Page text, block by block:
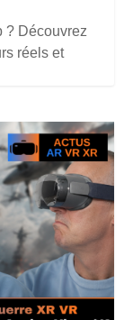
? Découvrez
réels et